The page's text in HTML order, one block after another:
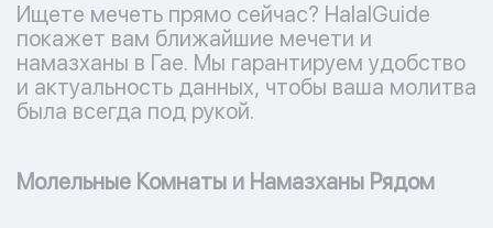
Ищете мечеть прямо сейчас? HalalGuide
покажет вам ближайшие мечети и
намазханы в Гае. Мы гарантируем удобство
и актуальность данных, чтобы ваша молитва
была всегда под рукой.
Молельные Комнаты и Намазханы Рядом